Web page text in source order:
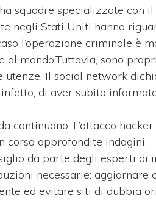
squadre specializzate con
negli Stati Uniti hanno
l’operazione criminale è
al mondo.Tuttavia, sono
utenze. Il social network
di aver subito
continuano. L’attacco
corso approfondite indagini.
da parte degli esperti di
necessarie: aggiornare
ed evitare siti di dubbia